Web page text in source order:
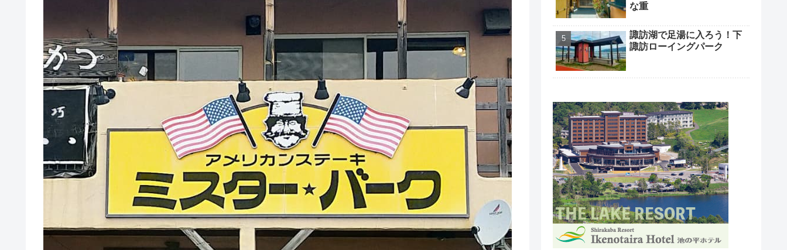
な重
諏訪湖で足湯に入ろう！下
諏訪ローイングパーク